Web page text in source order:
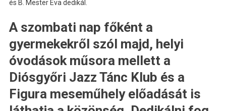
és B. Mester Éva dedikál.
A szombati nap főként a
gyermekekről szól majd, helyi
óvodások műsora mellett a
Diósgyőri Jazz Tánc Klub és a
Figura meseműhely előadását is